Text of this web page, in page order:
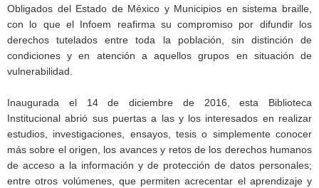
Obligados del Estado de México y Municipios en sistema braille,
con lo que el Infoem reafirma su compromiso por difundir los
derechos tutelados entre toda la población, sin distinción de
condiciones y en atención a aquellos grupos en situación de
vulnerabilidad.
Inaugurada el 14 de diciembre de 2016, esta Biblioteca
Institucional abrió sus puertas a las y los interesados en realizar
estudios, investigaciones, ensayos, tesis o simplemente conocer
más sobre el origen, los avances y retos de los derechos humanos
de acceso a la información y de protección de datos personales;
entre otros volúmenes, que permiten acrecentar el aprendizaje y